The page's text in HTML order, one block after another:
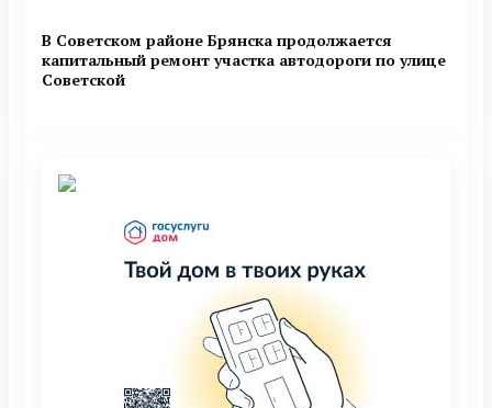
В Советском районе Брянска продолжается
капитальный ремонт участка автодороги по улице
Советской